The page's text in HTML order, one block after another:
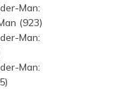
Man:
(923)
Man:
Man: